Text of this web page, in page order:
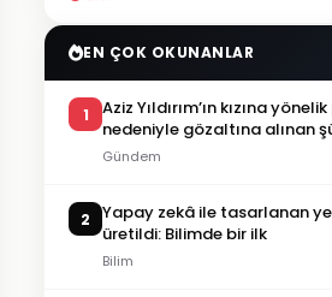
EN ÇOK OKUNANLAR
1
Aziz Yıldırım’ın kızına
nedeniyle gözaltına alınan
tutuklama talebi
Gündem
2
Yapay zekâ ile tasarlanan
üretildi: Bilimde bir ilk
Bilim